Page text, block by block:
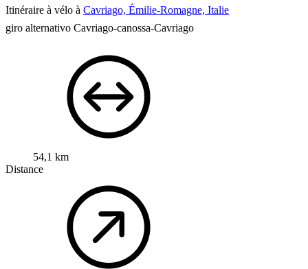
Itinéraire à vélo à Cavriago, Émilie-Romagne, Italie
giro alternativo Cavriago-canossa-Cavriago
54,1 km
Distance